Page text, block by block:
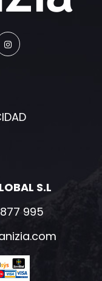
S.L
995